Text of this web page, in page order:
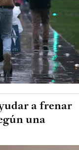
a frenar
una